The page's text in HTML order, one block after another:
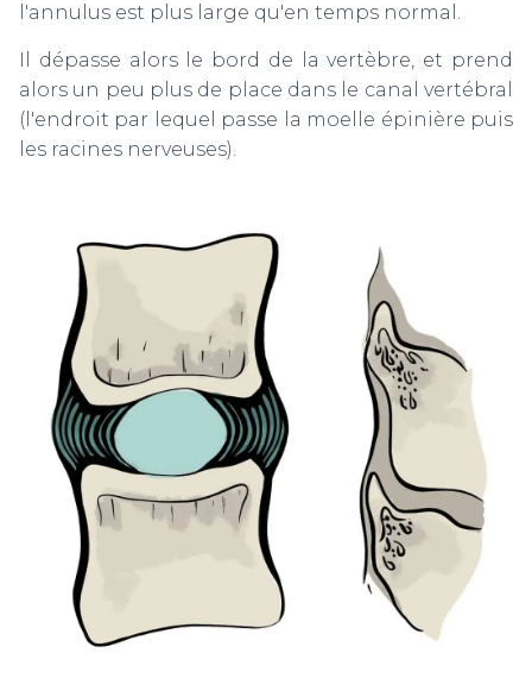
l'annulus est plus large qu'en temps normal.
Il dépasse alors le bord de la vertèbre, et prend
alors un peu plus de place dans le canal vertébral
(l'endroit par lequel passe la moelle épinière puis
les racines nerveuses).